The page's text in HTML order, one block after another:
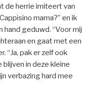
de herrie imiteert van
mama?” en ik
hand geduwd. “Voor mij
en gaat met een
“Ja, pak er zelf ook
in deze kleine
verbazing hard mee